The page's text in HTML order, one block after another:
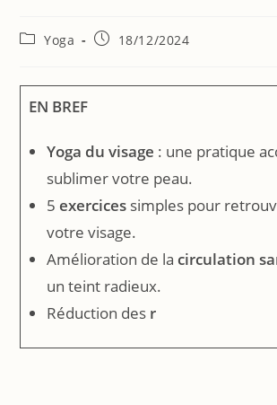
Yoga 18/12/2024
EN BREF
Yoga du visage : une pratique
sublimer votre peau.
5 exercicessimples pour
votre visage.
Amélioration de la circulation
un teint radieux.
Réduction des r